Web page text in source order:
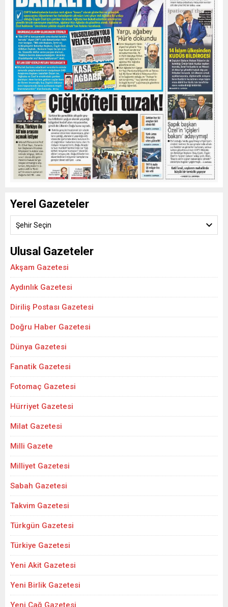
Yerel Gazeteler
Şehir Seçin
Ulusal Gazeteler
Akşam Gazetesi
Aydınlık Gazetesi
Diriliş Postası Gazetesi
Doğru Haber Gazetesi
Dünya Gazetesi
Fanatik Gazetesi
Fotomaç Gazetesi
Hürriyet Gazetesi
Milat Gazetesi
Milli Gazete
Milliyet Gazetesi
Sabah Gazetesi
Takvim Gazetesi
Türkgün Gazetesi
Türkiye Gazetesi
Yeni Akit Gazetesi
Yeni Birlik Gazetesi
Yeni Çağ Gazetesi